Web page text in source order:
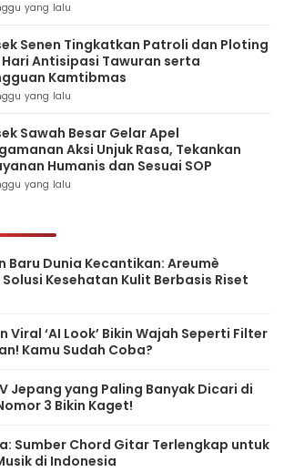
yang lalu
Senen Tingkatkan Patroli dan Ploting
Hari Antisipasi Tawuran serta
Kamtibmas
yang lalu
Sawah Besar Gelar Apel
Aksi Unjuk Rasa, Tekankan
Humanis dan Sesuai SOP
yang lalu
Baru Dunia Kecantikan: Areumè
Kesehatan Kulit Berbasis Riset
Viral ‘AI Look’ Bikin Wajah Seperti Filter
Kamu Sudah Coba?
Jepang yang Paling Banyak Dicari di
3 Bikin Kaget!
Sumber Chord Gitar Terlengkap untuk
di Indonesia